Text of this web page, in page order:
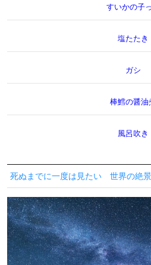
すいかの子
塩たたき
ガシ
棒鱈の醤油
風呂吹き
死ぬまでに一度は見たい 世界の絶景